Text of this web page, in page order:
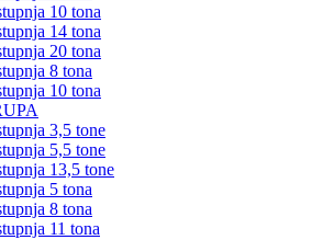
10 tona
14 tona
20 tona
8 tona
10 tona
3,5 tone
5,5 tone
13,5 tone
5 tona
8 tona
11 tona